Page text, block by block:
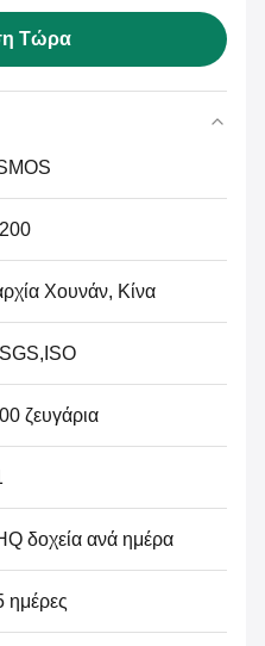
Τώρα
Χουνάν, Κίνα
ζευγάρια
δοχεία ανά ημέρα
ημέρες